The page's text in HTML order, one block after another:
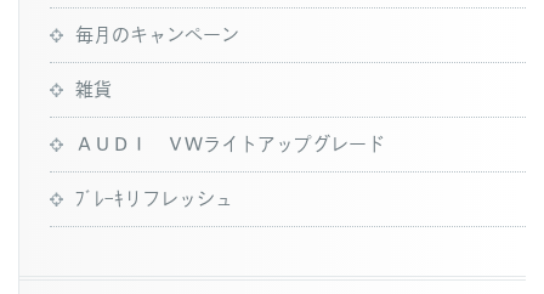
毎月のキャンペーン
雑貨
ＡＵＤＩ ＶＷライトアップグレード
ﾌﾞﾚｰｷリフレッシュ